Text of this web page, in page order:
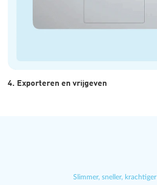
4. Exporteren en vrijgeven
Slimmer, sneller, krachtiger